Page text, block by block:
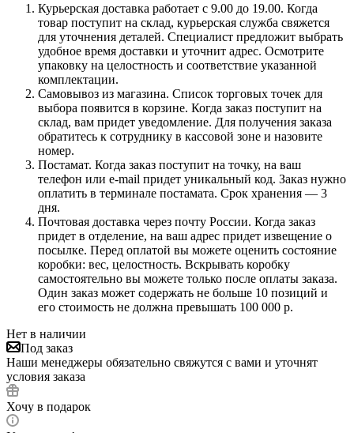
Курьерская доставка работает с 9.00 до 19.00. Когда
товар поступит на склад, курьерская служба свяжется
для уточнения деталей. Специалист предложит выбрать
удобное время доставки и уточнит адрес. Осмотрите
упаковку на целостность и соответствие указанной
комплектации.
Самовывоз из магазина. Список торговых точек для
выбора появится в корзине. Когда заказ поступит на
склад, вам придет уведомление. Для получения заказа
обратитесь к сотруднику в кассовой зоне и назовите
номер.
Постамат. Когда заказ поступит на точку, на ваш
телефон или e-mail придет уникальный код. Заказ нужно
оплатить в терминале постамата. Срок хранения — 3
дня.
Почтовая доставка через почту России. Когда заказ
придет в отделение, на ваш адрес придет извещение о
посылке. Перед оплатой вы можете оценить состояние
коробки: вес, целостность. Вскрывать коробку
самостоятельно вы можете только после оплаты заказа.
Один заказ может содержать не больше 10 позиций и
его стоимость не должна превышать 100 000 р.
Нет в наличии
Под заказ
Наши менеджеры обязательно свяжутся с вами и уточнят
условия заказа
Хочу в подарок